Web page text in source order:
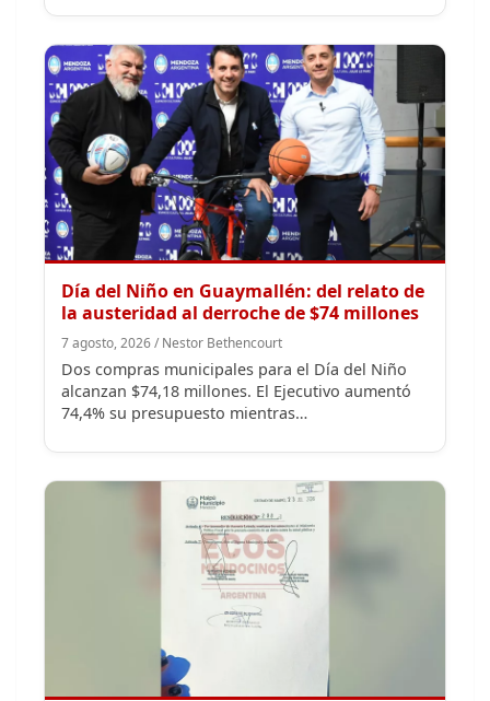
Día del Niño en Guaymallén: del relato de
la austeridad al derroche de $74 millones
Dos compras municipales para el Día del Niño
alcanzan $74,18 millones. El Ejecutivo aumentó
74,4% su presupuesto mientras…
Maipú multó a AySAM por $240 millones y
expuso la demora cloacal en Guaymallén